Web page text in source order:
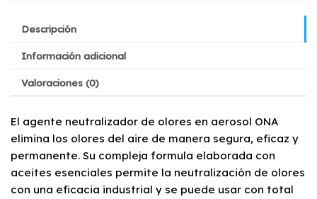
Descripción
Información adicional
Valoraciones (0)
El agente neutralizador de olores en aerosol ONA
elimina los olores del aire de manera segura, eficaz y
permanente. Su compleja formula elaborada con
aceites esenciales permite la neutralización de olores
con una eficacia industrial y se puede usar con total